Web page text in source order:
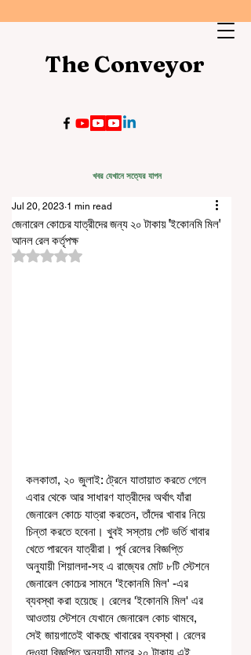
The Conveyor
খবর যেখানে সত্যের যাপন
জেনারেল কোচের যাত্রীদের জন্য ২০ টাকায় 'ইকোনমি মিল'
আনল রেল কর্তৃপক্ষ
Jul 20, 2023 1 min read
Rated NaN out of 5 stars.
কলকাতা, ২০ জুলাই: ট্রেনে যাতায়াত করতে গেলে
এবার থেকে আর সাধারণ যাত্রীদের অর্থাৎ যাঁরা
জেনারেল কোচে যাত্রা করতেন, তাঁদের খাবার নিয়ে
চিন্তা করতে হবেনা। খুবই সস্তায় পেট ভর্তি খাবার
খেতে পারবেন যাত্রীরা। পূর্ব রেলের বিজ্ঞপ্তি
অনুযায়ী শিয়ালদা-সহ এ রাজ্যের মোট ৮টি স্টেশনে
জেনারেল কোচের সামনে 'ইকোনমি মিল' -এর
ব্যবস্থা করা হয়েছে। রেলের 'ইকোনমি মিল' এর
আওতায় স্টেশনে যেখানে জেনারেল কোচ থামবে,
সেই জায়গাতেই থাকছে খাবারের ব্যবস্থা। রেলের
দেওয়া বিজ্ঞপ্তি অনুযায়ী মাত্র ২০ টাকায় এই